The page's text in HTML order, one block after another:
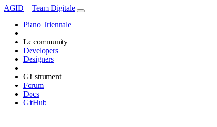
AGID + Team Digitale
Piano Triennale
Le community
Developers
Designers
Gli strumenti
Forum
Docs
GitHub